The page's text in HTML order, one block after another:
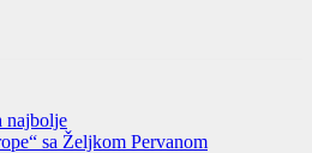
najbolje
sa Željkom Pervanom